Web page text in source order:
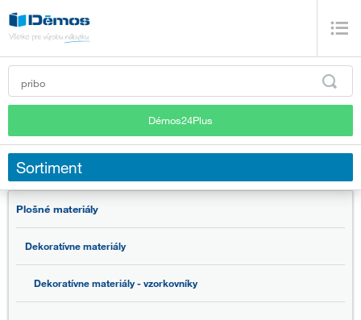
Démos24Plus
Sortiment
Plošné materiály
Dekoratívne materiály
Dekoratívne materiály - vzorkovníky